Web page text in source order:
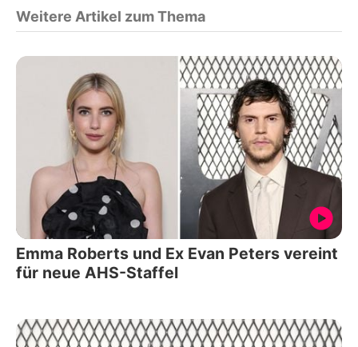
Weitere Artikel zum Thema
Emma Roberts und Ex Evan Peters vereint
für neue AHS-Staffel